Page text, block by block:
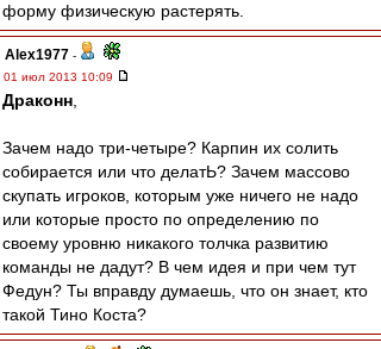
форму физическую растерять.
Alex1977 -
01 июл 2013 10:09
Драконн
Зачем надо три-четыре? Карпин их солить
собирается или что делатЬ? Зачем массово
скупать игроков, которым уже ничего не надо
или которые просто по определению по
своему уровню никакого толчка развитию
команды не дадут? В чем идея и при чем тут
Федун? Ты вправду думаешь, что он знает, кто
такой Тино Коста?